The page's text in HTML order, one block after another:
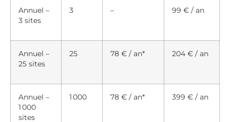
Annuel –
3 sites
3 – 99 € / an
Annuel –
25 sites
25 78 € / an* 204 € / an
Annuel –
1 000
sites
1 000 78 € / an* 399 € / an